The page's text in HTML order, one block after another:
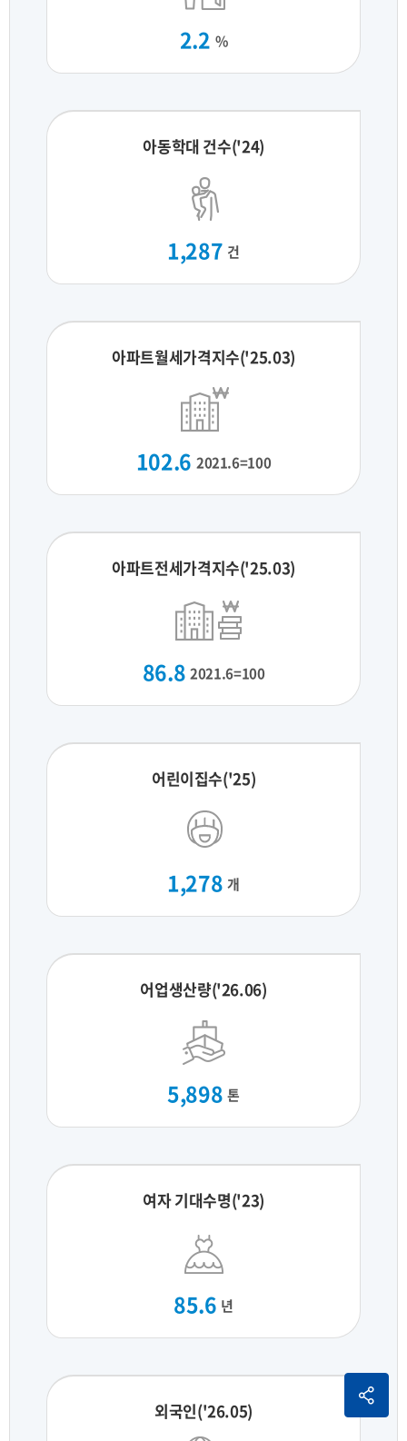
2.2 %
아동학대 건수('24)
1,287 건
아파트월세가격지수('25.03)
102.6 2021.6=100
아파트전세가격지수('25.03)
86.8 2021.6=100
어린이집수('25)
1,278 개
어업생산량('26.06)
5,898 톤
여자 기대수명('23)
85.6 년
외국인('26.05)